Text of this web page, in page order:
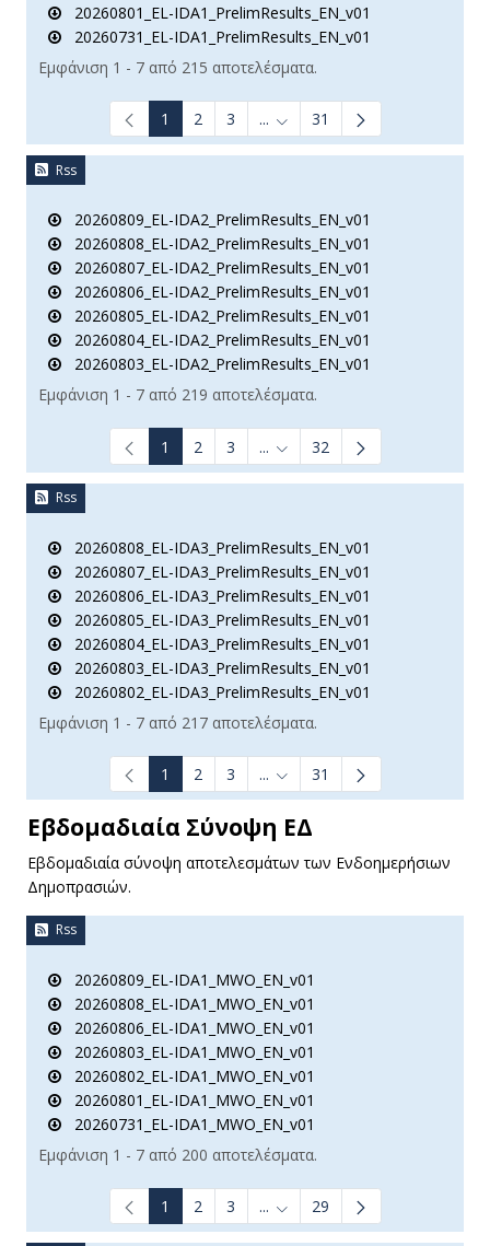
20260801_EL-IDA1_PrelimResults_EN_v01
20260731_EL-IDA1_PrelimResults_EN_v01
Εμφάνιση 1 - 7 από 215 αποτελέσματα.
1 2 3 ... Ενδιάμεσες σελίδες Use
31
Rss
20260809_EL-IDA2_PrelimResults_EN_v01
20260808_EL-IDA2_PrelimResults_EN_v01
20260807_EL-IDA2_PrelimResults_EN_v01
20260806_EL-IDA2_PrelimResults_EN_v01
20260805_EL-IDA2_PrelimResults_EN_v01
20260804_EL-IDA2_PrelimResults_EN_v01
20260803_EL-IDA2_PrelimResults_EN_v01
Εμφάνιση 1 - 7 από 219 αποτελέσματα.
1 2 3 ... Ενδιάμεσες σελίδες Use
32
Rss
20260808_EL-IDA3_PrelimResults_EN_v01
20260807_EL-IDA3_PrelimResults_EN_v01
20260806_EL-IDA3_PrelimResults_EN_v01
20260805_EL-IDA3_PrelimResults_EN_v01
20260804_EL-IDA3_PrelimResults_EN_v01
20260803_EL-IDA3_PrelimResults_EN_v01
20260802_EL-IDA3_PrelimResults_EN_v01
Εμφάνιση 1 - 7 από 217 αποτελέσματα.
1 2 3 ... Ενδιάμεσες σελίδες Use
31
Εβδομαδιαία Σύνοψη ΕΔ
Εβδομαδιαία σύνοψη αποτελεσμάτων των Ενδοημερήσιων
Δημοπρασιών.
Rss
20260809_EL-IDA1_MWO_EN_v01
20260808_EL-IDA1_MWO_EN_v01
20260806_EL-IDA1_MWO_EN_v01
20260803_EL-IDA1_MWO_EN_v01
20260802_EL-IDA1_MWO_EN_v01
20260801_EL-IDA1_MWO_EN_v01
20260731_EL-IDA1_MWO_EN_v01
Εμφάνιση 1 - 7 από 200 αποτελέσματα.
1 2 3 ... Ενδιάμεσες σελίδες Use
29